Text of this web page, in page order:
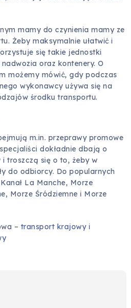
mamy do czynienia mamy ze
Żeby maksymalnie ułatwić i
się takie jednostki
oraz kontenery. O
możemy mówić, gdy podczas
wykonawcy używa się na
środku transportu.
m.in. przeprawy promowe
dokładnie dbają o
i troszczą się o to, żeby w
do odbiorcy. Do popularnych
La Manche, Morze
Morze Śródziemne i Morze
– transport krajowyi